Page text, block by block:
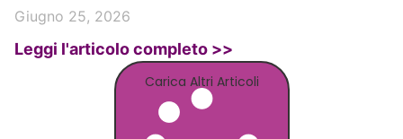
Giugno 25, 2026
Leggi l'articolo completo >>
Carica Altri Articoli